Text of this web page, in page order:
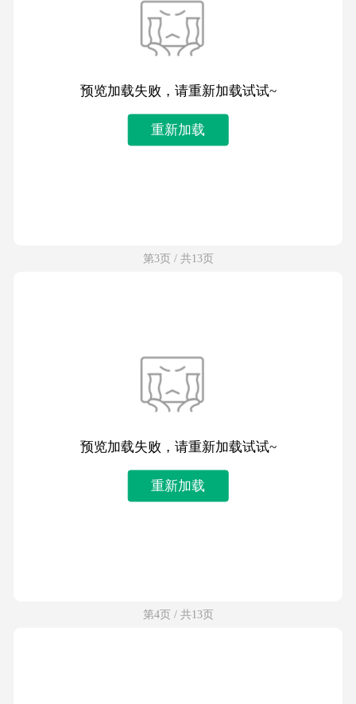
预览加载失败，请重新加载试试~
重新加载
第3页 / 共13页
预览加载失败，请重新加载试试~
重新加载
第4页 / 共13页